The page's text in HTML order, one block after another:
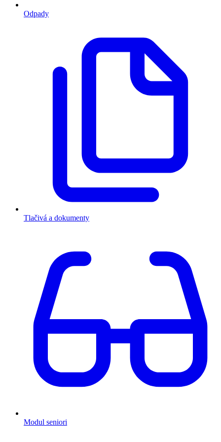
Odpady
Tlačivá a dokumenty
Modul seniori